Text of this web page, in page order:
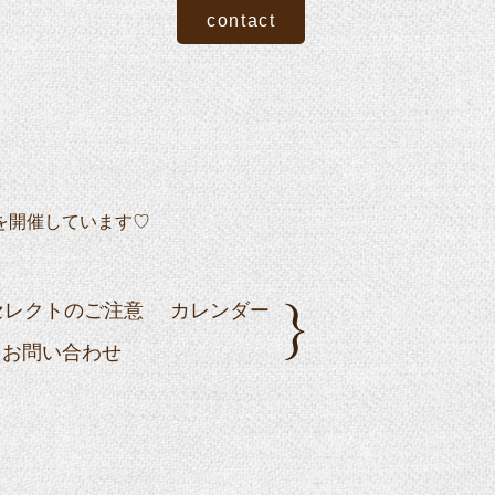
開催しています♡
contact
クトのご注意
カレンダー
お問い合わせ